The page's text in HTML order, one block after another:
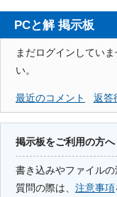
PCと解 掲示板
ホーム
注意事項
使用方法
検索
登録
まだログインしていま
い。
最近のコメント 返答
掲示板をご利用の方へ
書き込みやファイルの
質問の際は、 注意事項